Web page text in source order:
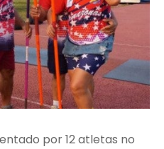
por 12 atletas no